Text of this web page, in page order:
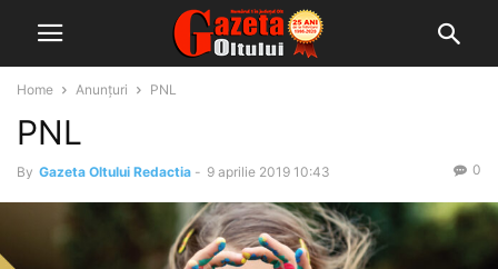
Home Anunțuri PNL
PNL
By Gazeta Oltului Redactia - 9 aprilie 2019 10:43 0